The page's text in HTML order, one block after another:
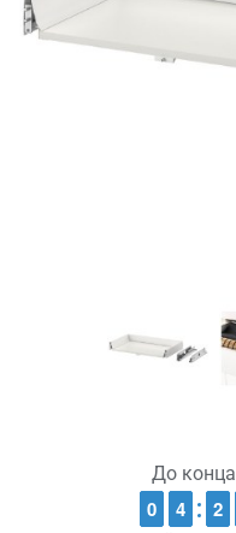
До
9
9
0
0 3
3
4
4 1
1
2
2